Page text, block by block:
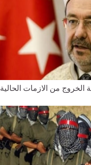
من الازمات الحالية